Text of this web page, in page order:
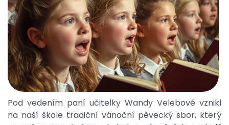
Pod vedením paní učitelky Wandy Velebové vznikl
na naší škole tradiční vánoční pěvecký sbor, který